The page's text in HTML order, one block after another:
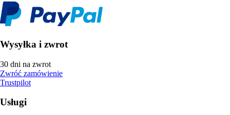
Wysyłka i zwrot
30 dni na zwrot
Zwróć zamówienie
Trustpilot
Usługi